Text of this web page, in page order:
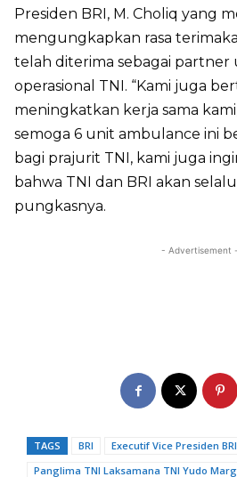
Presiden BRI, M. Choliq yang
mengungkapkan rasa
telah diterima sebagai
operasional TNI. “Kami juga
meningkatkan kerja sama
semoga 6 unit ambulance ini
bagi prajurit TNI, kami juga
bahwa TNI dan BRI akan
pungkasnya.
- Advertisement -
TAGS BRI Executif Vice Presiden BRI
Panglima TNI Laksamana TNI Yudo